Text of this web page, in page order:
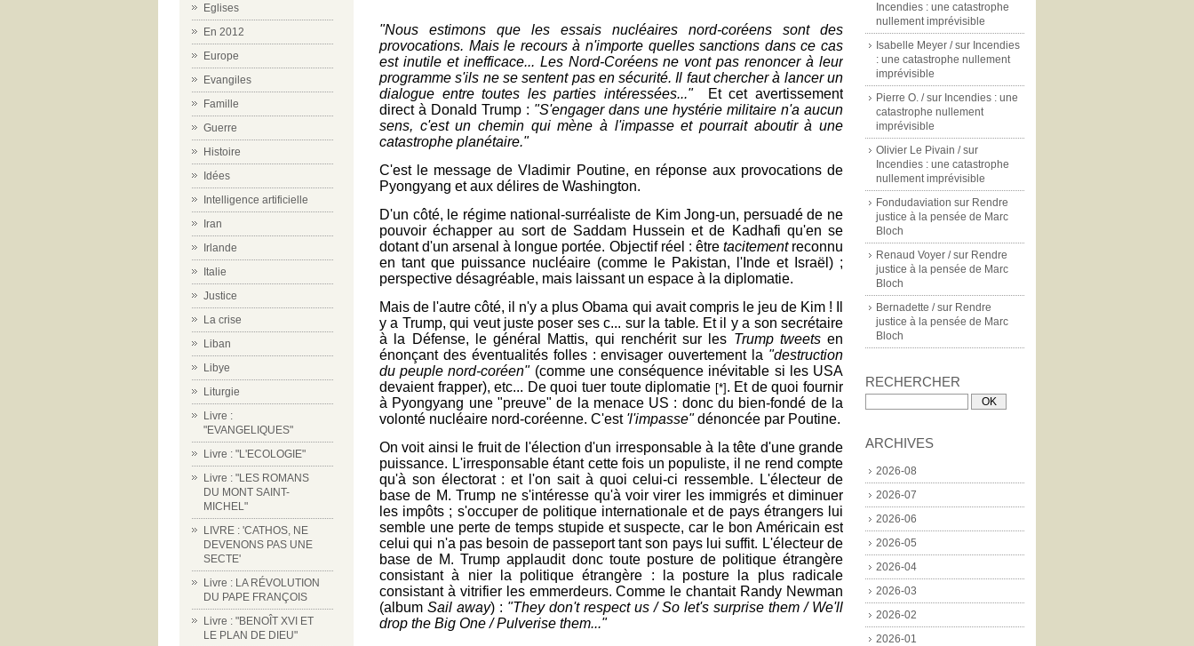
Eglises
En 2012
Europe
Evangiles
Famille
Guerre
Histoire
Idées
Intelligence artificielle
Iran
Irlande
Italie
Justice
La crise
Liban
Libye
Liturgie
Livre :
"EVANGELIQUES"
Livre : "L'ECOLOGIE"
Livre : "LES ROMANS
DU MONT SAINT-
MICHEL"
LIVRE : 'CATHOS, NE
DEVENONS PAS UNE
SECTE'
Livre : LA RÉVOLUTION
DU PAPE FRANÇOIS
Livre : "BENOÎT XVI ET
LE PLAN DE DIEU"
Incendies : une catastrophe
nullement imprévisible
Isabelle Meyer /sur Incendies
: une catastrophe nullement
imprévisible
Pierre O. /sur Incendies : une
catastrophe nullement
imprévisible
Olivier Le Pivain /sur
Incendies : une catastrophe
nullement imprévisible
Fondudaviation sur Rendre
justice à la pensée de Marc
Bloch
Renaud Voyer /sur Rendre
justice à la pensée de Marc
Bloch
Bernadette /sur Rendre
justice à la pensée de Marc
Bloch
RECHERCHER
ARCHIVES
2026-08
2026-07
2026-06
2026-05
2026-04
2026-03
2026-02
2026-01
"Nous estimons que les essais nucléaires nord-coréens sont des
provocations. Mais le recours à n'importe quelles sanctions dans ce cas
est inutile et inefficace... Les Nord-Coréens ne vont pas renoncer à leur
programme s'ils ne se sentent pas en sécurité. Il faut chercher à lancer un
dialogue entre toutes les parties intéressées..."
Et cet avertissement
direct à Donald Trump : "S'engager dans une hystérie militaire n'a aucun
sens, c'est un chemin qui mène à l'impasse et pourrait aboutir à une
catastrophe planétaire."
C'est le message de Vladimir Poutine, en réponse aux provocations de
Pyongyang et aux délires de Washington.
D'un côté, le régime national-surréaliste de Kim Jong-un, persuadé de ne
pouvoir échapper au sort de Saddam Hussein et de Kadhafi qu'en se
dotant d'un arsenal à longue portée. Objectif réel : être tacitementreconnu
en tant que puissance nucléaire (comme le Pakistan, l'Inde et Israël) ;
perspective désagréable, mais laissant un espace à la diplomatie.
Mais de l'autre côté, il n'y a plus Obama qui avait compris le jeu de Kim ! Il
y a Trump, qui veut juste poser ses c... sur la table. Et il y a son secrétaire
à la Défense, le général Mattis, qui renchérit sur les Trump tweetsen
énonçant des éventualités folles : envisager ouvertement la "destruction
du peuple nord-coréen"(comme une conséquence inévitable si les USA
devaient frapper),etc... De quoi tuer toute diplomatie [*] . Et de quoi fournir
à Pyongyang une "preuve" de la menace US : donc du bien-fondé de la
volonté nucléaire nord-coréenne. C'est 'l'impasse"dénoncée par Poutine.
On voit ainsi le fruit de l'élection d'un irresponsable à la tête d'une grande
puissance. L'irresponsable étant cette fois un populiste, il ne rend compte
qu'à son électorat : et l'on sait à quoi celui-ci ressemble. L'électeur de
base de M. Trump ne s'intéresse qu'à voir virer les immigrés et diminuer
les impôts ; s'occuper de politique internationale et de pays étrangers lui
semble une perte de temps stupide et suspecte, car le bon Américain est
celui qui n'a pas besoin de passeport tant son pays lui suffit. L'électeur de
base de M. Trump applaudit donc toute posture de politique étrangère
consistant à nier la politique étrangère : la posture la plus radicale
consistant à vitrifier les emmerdeurs. Comme le chantait Randy Newman
(album Sail away) : "They don't respect us / So let's surprise them / We'll
drop the Big One / Pulverise them..."